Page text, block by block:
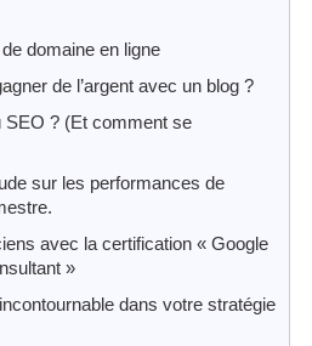
domaine en ligne
de l’argent avec un blog ?
? (Et comment se
sur les performances de
avec la certification « Google
»
dans votre stratégie